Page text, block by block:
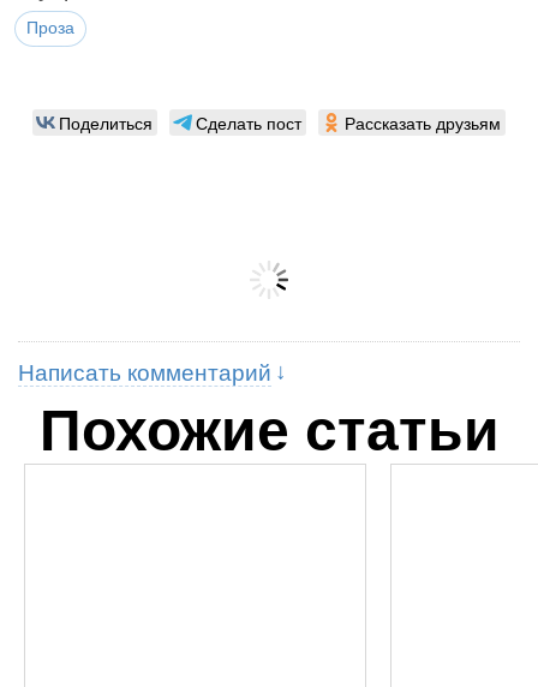
Проза
Поделиться Сделать пост Рассказать друзьям
Написать комментарий
Похожие статьи